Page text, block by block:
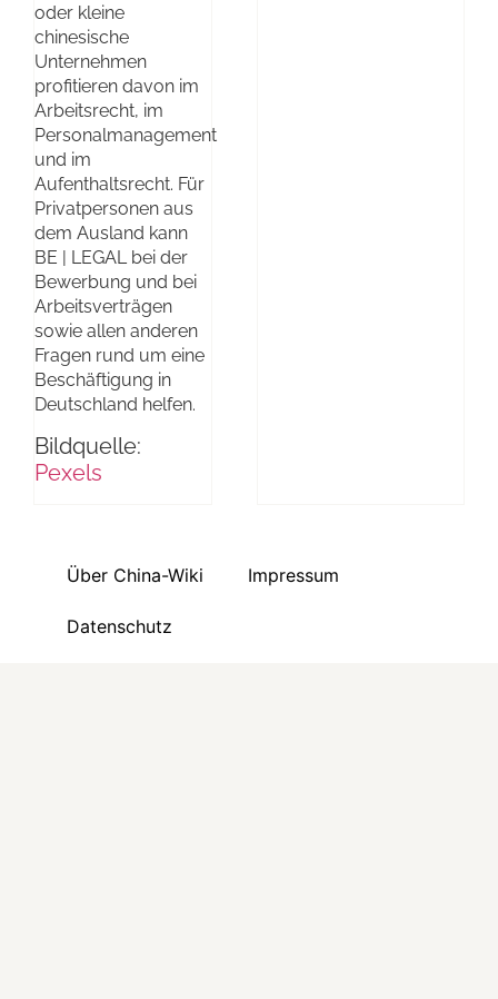
oder kleine
chinesische
Unternehmen
profitieren davon im
Arbeitsrecht, im
Personalmanagement
und im
Aufenthaltsrecht. Für
Privatpersonen aus
dem Ausland kann
BE | LEGAL bei der
Bewerbung und bei
Arbeitsverträgen
sowie allen anderen
Fragen rund um eine
Beschäftigung in
Deutschland helfen.
Bildquelle:
Pexels
Über China-Wiki Impressum
Datenschutz